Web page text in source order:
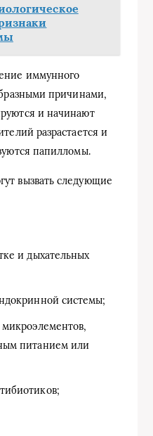
иммунного
причинами,
и начинают
разрастается и
папилломы.
вызвать следующие
и дыхательных
системы;
питанием или